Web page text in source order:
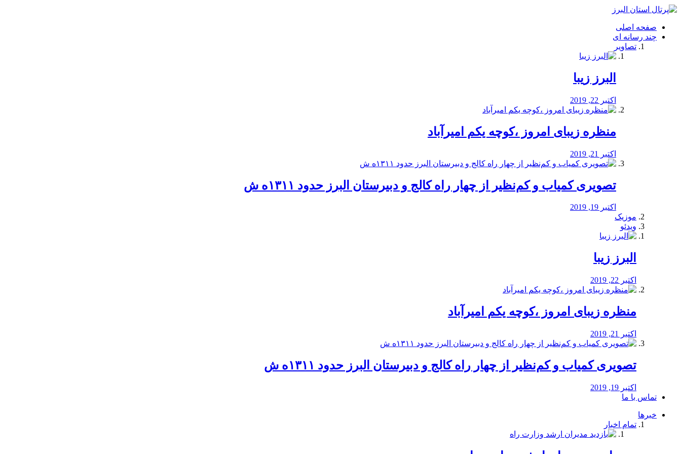
فصد
شرق
تهران
خشکشویی
صفحه اصلی
چند رسانه ای
تصاویر
البرز زیبا
اکتبر 22, 2019
منظره‌‌ زیبای امروز ،کوچه یکم امیرآباد
اکتبر 21, 2019
️تصویری کمیاب و کم‌نظیر از چهار راه كالج و دبيرستان البرز حدود ۱۳۱۱ه ش
اکتبر 19, 2019
موزیک
ویدئو
البرز زیبا
اکتبر 22, 2019
منظره‌‌ زیبای امروز ،کوچه یکم امیرآباد
اکتبر 21, 2019
️تصویری کمیاب و کم‌نظیر از چهار راه كالج و دبيرستان البرز حدود ۱۳۱۱ه ش
اکتبر 19, 2019
تماس با ما
خبرها
تمام اخبار